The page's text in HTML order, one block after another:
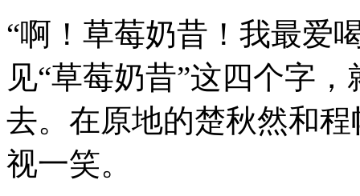
“啊！草莓奶昔！我最爱
见“草莓奶昔”这四个字
去。在原地的楚秋然和
视一笑。